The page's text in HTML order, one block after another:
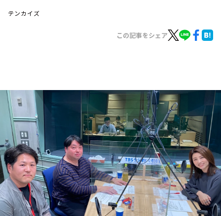
お知らせ
イベント・グッズ
YouTube
会社情報
テンカイズ
この記事をシェア